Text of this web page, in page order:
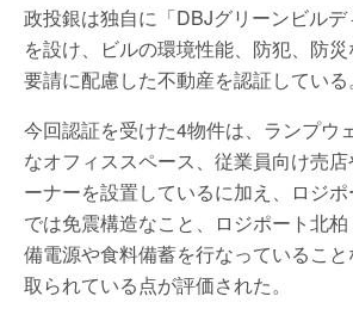
政投銀は独自に「DBJグリーンビルデ
を設け、ビルの環境性能、防犯、防
要請に配慮した不動産を認証している。
今回認証を受けた4物件は、ランプウ
なオフィススペース、従業員向け売
ーナーを設置しているに加え、ロジ
では免震構造なこと、ロジポート北
備電源や食料備蓄を行なっているこ
取られている点が評価された。